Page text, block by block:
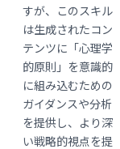
すが、このスキル
は生成されたコン
テンツに「心理学
的原則」を意識的
に組み込むための
ガイダンスや分析
を提供し、より深
い戦略的視点を提